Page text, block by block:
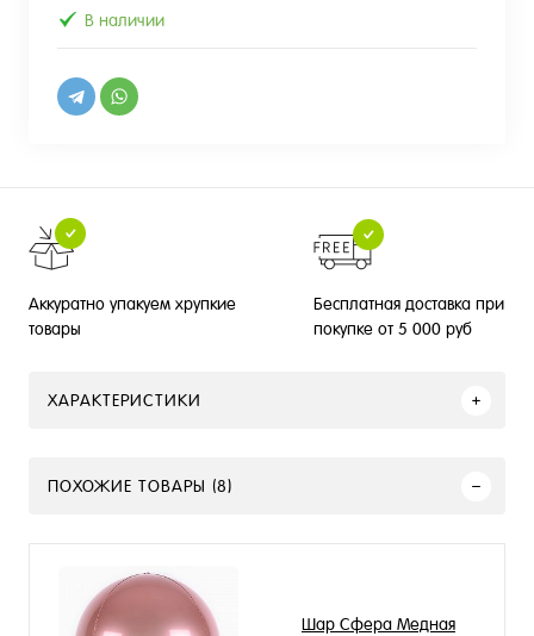
В наличии
Аккуратно упакуем хрупкие
товары
Бесплатная доставка при
покупке от 5 000 руб
ХАРАКТЕРИСТИКИ
ПОХОЖИЕ ТОВАРЫ (8)
Шар Сфера Медная